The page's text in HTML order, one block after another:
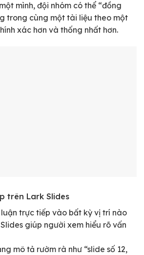
mình, đội nhóm có thể “đồng
trong cùng một tài liệu theo một
xác hơn và thống nhất hơn.
trên Lark Slides
trực tiếp vào bất kỳ vị trí nào
giúp người xem hiểu rõ vấn
mô tả rườm rà như “slide số 12,